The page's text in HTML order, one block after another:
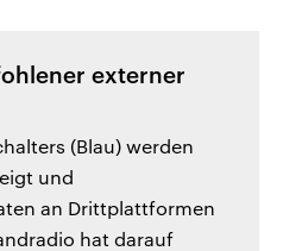
externer
(Blau) werden
und
an Drittplattformen
hat darauf